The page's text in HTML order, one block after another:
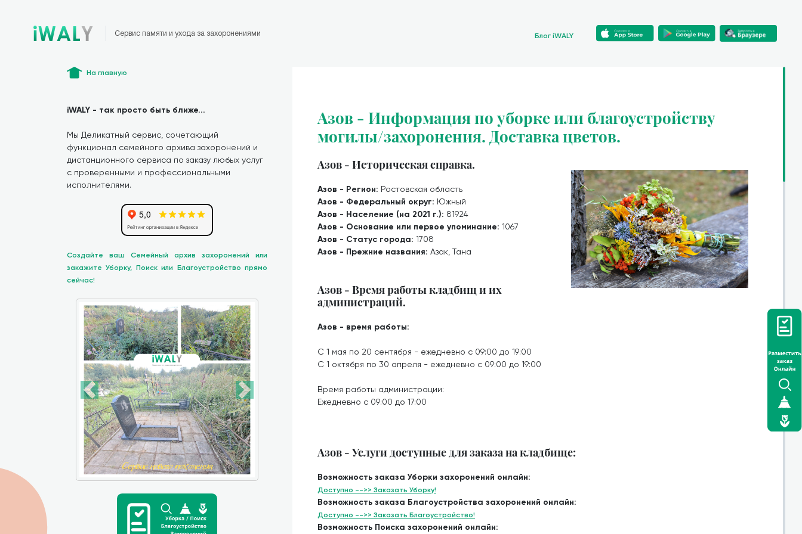
Сервис памяти и ухода за захоронениями Блог iWALY
На главную
iWALY - так просто быть ближе...
Мы Деликатный сервис, сочетающий
функционал семейного архива захоронений и
дистанционного сервиса по заказу любых услуг
с проверенными и профессиональными
исполнителями.
Создайте ваш Семейный архив захоронений или
закажите Уборку, Поиск или Благоустройство прямо
сейчас!
Азов - Информация по уборке или благоустройству
могилы/захоронения. Доставка цветов.
Азов - Историческая справка.
Азов - Регион: Ростовская область
Азов - Федеральный округ: Южный
Азов - Население (на 2021 г.): 81924
Азов - Основание или первое упоминание: 1067
Азов - Статус города: 1708
Азов - Прежние названия: Азак, Тана
Азов - Время работы кладбищ и их
администраций.
Азов - время работы:
С 1 мая по 20 сентября - ежедневно с 09:00 до 19:00
С 1 октября по 30 апреля - ежедневно с 09:00 до 19:00
Время работы администрации:
Ежедневно с 09:00 до 17:00
Азов - Услуги доступные для заказа на кладбище:
Возможность заказа Уборки захоронений онлайн:
Доступно -->> Заказать Уборку!
Возможность заказа Благоустройства захоронений онлайн:
Доступно -->> Заказать Благоустройство!
Возможность Поиска захоронений онлайн: